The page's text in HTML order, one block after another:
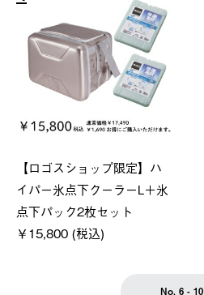
【ロゴスショップ限定】ハ
イパー氷点下クーラーL＋氷
点下パック2枚セット
￥15,800 (税込)
No. 6 - 10